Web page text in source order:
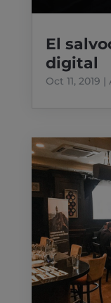
El
digital
Oct 11, 2019 |